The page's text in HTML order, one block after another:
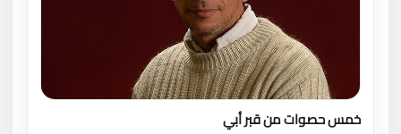
خمس حصوات من قبر أبي